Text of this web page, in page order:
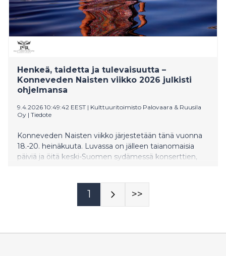
Henkeä, taidetta ja tulevaisuutta –
Konneveden Naisten viikko 2026 julkisti
ohjelmansa
9.4.2026 10:49:42 EEST | Kulttuuritoimisto Palovaara & Ruusila
Oy | Tiedote
Konneveden Naisten viikko järjestetään tänä vuonna
18.-20. heinäkuuta. Luvassa on jälleen taianomaisia
päiviä ja öitä keski-Suomen sydämessä konserttien,
parissa. Konneveden keskustan eri
tapahtumapaikkoihin sijoittuva tapahtuma tuo yhteen
hengen, taiteen ja tulevaisuuden tulkitsijoita ja
1 >>